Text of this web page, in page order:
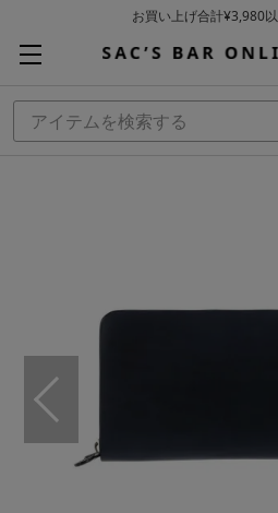
お買い上げ合計¥3,980
当日～翌営業日を目安に順次発送（